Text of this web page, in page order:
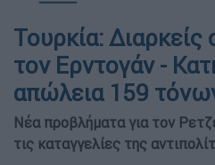
Τουρκία: Διαρκείς
τον Ερντογάν -
απώλεια 159
Νέα προβλήματα για τον
τις καταγγελίες της